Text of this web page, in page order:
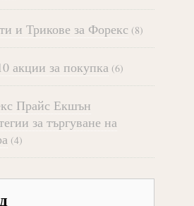
и Трикове за Форекс (8)
акции за покупка (6)
Прайс Екшън
за търгуване на
(4)